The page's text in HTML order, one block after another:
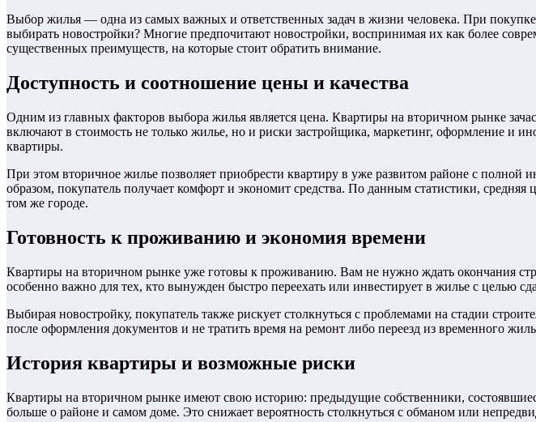
Выбор жилья — одна из самых важных и ответственных задач в жизни человека. При
выбирать новостройки? Многие предпочитают новостройки, воспринимая их как более
существенных преимуществ, на которые стоит обратить внимание.
Доступность и соотношение цены и качества
Одним из главных факторов выбора жилья является цена. Квартиры на вторичном рынке
включают в стоимость не только жилье, но и риски застройщика, маркетинг, оформление и
квартиры.
При этом вторичное жилье позволяет приобрести квартиру в уже развитом районе с
образом, покупатель получает комфорт и экономит средства. По данным статистики,
том же городе.
Готовность к проживанию и экономия времени
Квартиры на вторичном рынке уже готовы к проживанию. Вам не нужно ждать окончания
особенно важно для тех, кто вынужден быстро переехать или инвестирует в жилье с целью
Выбирая новостройку, покупатель также рискует столкнуться с проблемами на стадии
после оформления документов и не тратить время на ремонт либо переезд из временного
История квартиры и возможные риски
Квартиры на вторичном рынке имеют свою историю: предыдущие собственники,
больше о районе и самом доме. Это снижает вероятность столкнуться с обманом или